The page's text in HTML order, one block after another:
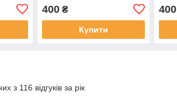
400₴
Купити
400
з 116 відгуків за рік